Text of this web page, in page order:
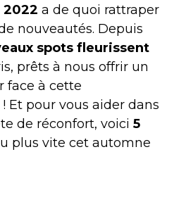
a de quoi rattraper
nouveautés. Depuis
spots fleurissent
prêts à nous offrir un
face à cette
Et pour vous aider dans
de réconfort, voici 5
plus vite cet automne